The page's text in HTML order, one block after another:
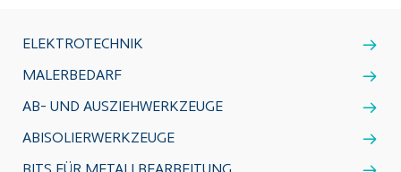
ELEKTROTECHNIK
MALERBEDARF
AB- UND AUSZIEHWERKZEUGE
ABISOLIERWERKZEUGE